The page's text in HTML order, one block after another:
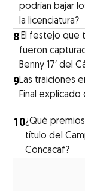
podrían bajar
la licenciatura?
8‘El festejo que
fueron
Benny 17′ del
9Las traiciones
Final explicado
10¿Qué
título del
Concacaf?